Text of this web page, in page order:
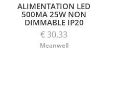
ALIMENTATION LED
500MA 25W NON
DIMMABLE IP20
€ 30,33
Meanwell